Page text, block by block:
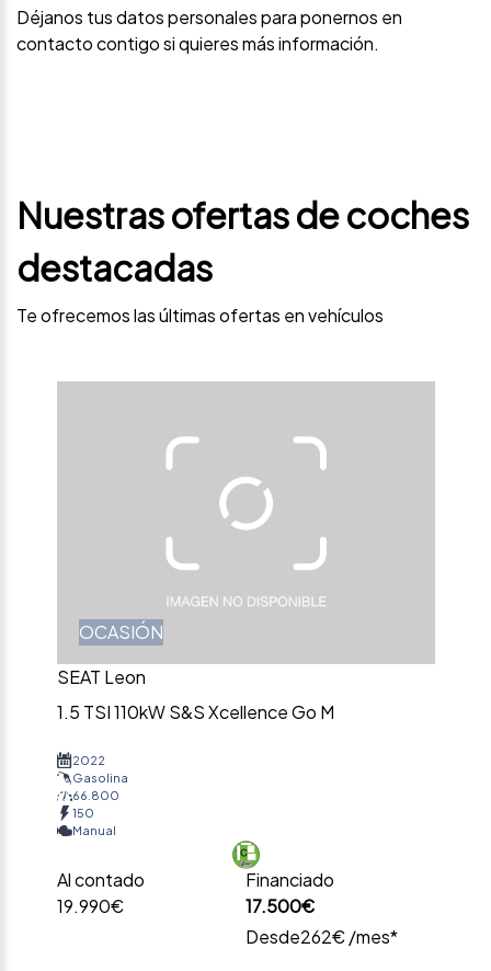
Déjanos tus datos personales para ponernos en
contacto contigo si quieres más información.
Nuestras ofertas de coches
destacadas
Te ofrecemos las últimas ofertas en vehículos
OCASIÓN
SEAT Leon
1.5 TSI 110kW S&S Xcellence Go M
2022
Gasolina
66.800
150
Manual
Al contado
19.990€
Financiado
17.500€
Desde262€ /mes*